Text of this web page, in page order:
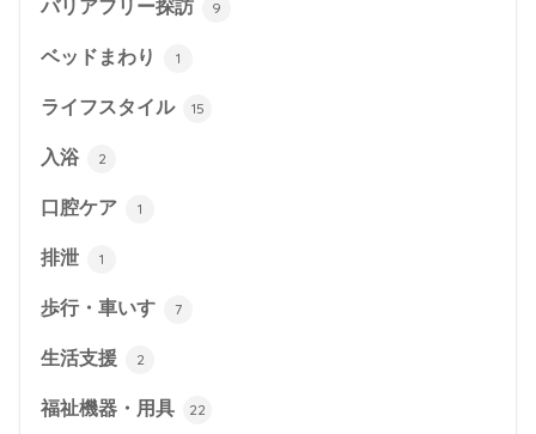
バリアフリー探訪 9
ベッドまわり 1
ライフスタイル 15
入浴 2
口腔ケア 1
排泄 1
歩行・車いす 7
生活支援 2
福祉機器・用具 22